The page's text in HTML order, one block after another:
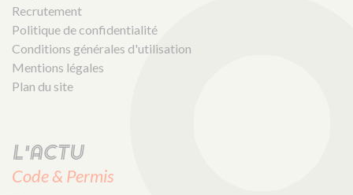
Recrutement
Politique de confidentialité
Conditions générales d'utilisation
Mentions légales
Plan du site
L'actu
Code & Permis